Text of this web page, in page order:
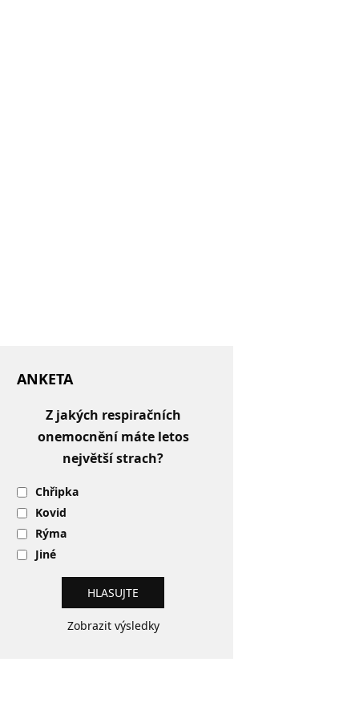
ANKETA
Z jakých respiračních
onemocnění máte letos
největší strach?
Chřipka
Kovid
Rýma
Jiné
Zobrazit výsledky